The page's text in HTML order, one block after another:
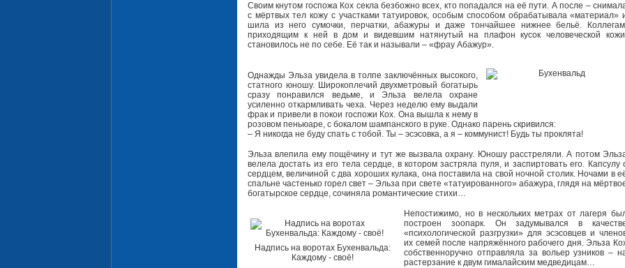
Своим кнутом госпожа Кох секла безбожно всех, кто попадался на её пути. А после –
с мёртвых тел кожу с участками татуировок, особым способом обрабатывала «материал»
шила из него сумочки, перчатки, абажуры и даже тончайшее нижнее бельё.
приходящим к ней в дом и видевшим натянутый на плафон кусок человеческой
становилось не по себе. Её так и называли – «фрау Абажур».
Однажды Эльза увидела в толпе заключённых высокого,
статного юношу. Широкоплечий двухметровый богатырь
сразу понравился ведьме, и Эльза велела охране
усиленно откармливать чеха. Через неделю ему выдали
фрак и привели в покои госпожи Кох. Она вышла к нему в
розовом пеньюаре, с бокалом шампанского в руке. Однако парень скривился:
– Я никогда не буду спать с тобой. Ты – эсэсовка, а я – коммунист! Будь ты проклята!
Эльза влепила ему пощёчину и тут же вызвала охрану. Юношу расстреляли. А потом
велела достать из его тела сердце, в котором застряла пуля, и заспиртовать его. Капсулу
сердцем, величиной с два хороших кулака, она поставила на свой ночной столик. Ночами в
спальне частенько горел свет – Эльза при свете «татуированного» абажура, глядя на
богатырское сердце, сочиняла романтические стихи…
Надпись на воротах Бухенвальда:
Каждому - своё!
Непостижимо, но в нескольких метрах от лагеря
построен зоопарк. Он задумывался в
«психологической разгрузки» для эсэсовцев и
их семей после напряжённого рабочего дня. Эльза
собственноручно отправляла за вольер узников –
растерзание к двум гималайским медведицам…